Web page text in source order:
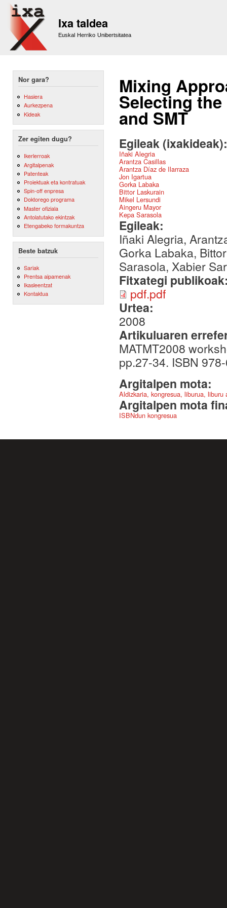
Ixa taldea
Euskal Herriko Unibertsitatea
Nor gara?
Hasiera
Aurkezpena
Kideak
Zer egiten dugu?
Ikerlerroak
Argitalpenak
Patenteak
Proiektuak eta kontratuak
Spin-off enpresa
Doktorego programa
Master ofiziala
Antolatutako ekintzak
Etengabeko formakuntza
Beste batzuk
Sariak
Prentsa aipamenak
Ikasleentzat
Kontaktua
Mixing
Selecting
and SMT
Egileak
Iñaki Alegria
Arantza Casillas
Arantza Díaz de Ilarraza
Jon Igartua
Gorka Labaka
Bittor Laskurain
Mikel Lersundi
Aingeru Mayor
Kepa Sarasola
Egileak:
Iñaki Alegria,
Gorka Labaka,
Sarasola, Xabier
Fitxategi
pdf.pdf
Urtea:
2008
Artikuluaren
MATMT2008
pp.27-34. ISBN
Argitalpen mota:
Aldizkaria, kongresua, liburua,
Argitalpen mota
ISBNdun kongresua